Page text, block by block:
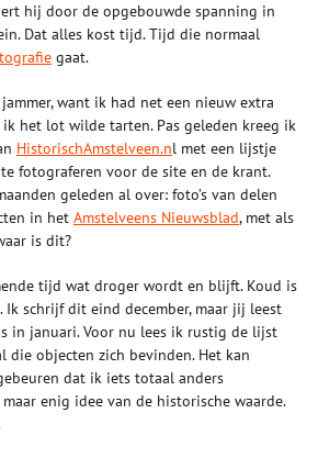
hij door de opgebouwde spanning in
Dat alles kost tijd. Tijd die normaal
gaat.
want ik had net een nieuw extra
het lot wilde tarten. Pas geleden kreeg ik
HistorischAmstelveen.nl met een lijstje
fotograferen voor de site en de krant.
geleden al over: foto’s van delen
in het Amstelveens Nieuwsblad, met als
is dit?
tijd wat droger wordt en blijft. Koud is
Ik schrijf dit eind december, maar jij leest
in januari. Voor nu lees ik rustig de lijst
die objecten zich bevinden. Het kan
dat ik iets totaal anders
enig idee van de historische waarde.